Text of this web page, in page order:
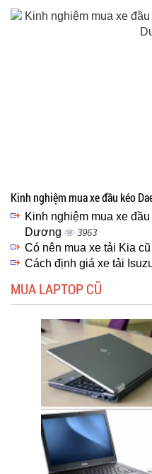
Kinh nghiệm mua xe đầu kéo
Kinh nghiệm mua xe
Dương
3963
Có nên mua xe tải Kia
Cách định giá xe tải
MUA LAPTOP CŨ